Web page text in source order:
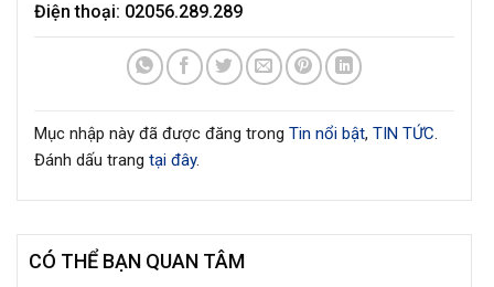
Điện thoại: 02056.289.289
Mục nhập này đã được đăng trong Tin nổi bật, TIN TỨC.
Đánh dấu trang tại đây.
CÓ THỂ BẠN QUAN TÂM